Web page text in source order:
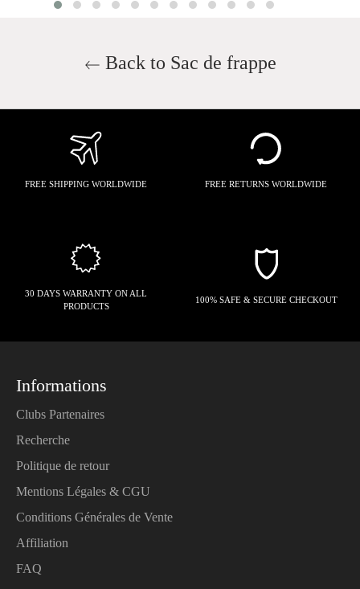
Back to Sac de frappe
FREE SHIPPING WORLDWIDE FREE RETURNS WORLDWIDE
30 DAYS WARRANTY ON ALL
PRODUCTS
100% SAFE & SECURE CHECKOUT
Informations
Clubs Partenaires
Recherche
Politique de retour
Mentions Légales & CGU
Conditions Générales de Vente
Affiliation
FAQ